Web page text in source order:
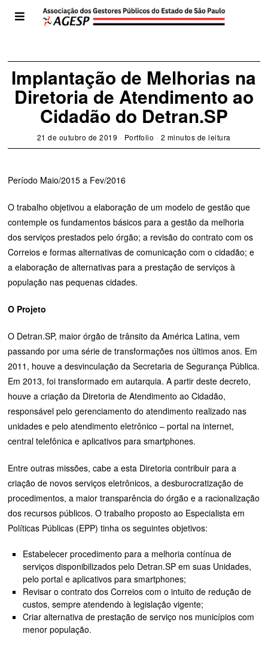
Implantação de Melhorias na
Diretoria de Atendimento ao
Cidadão do Detran.SP
21 de outubro de 2019 Portfolio 2 minutos de leitura
Período Maio/2015 a Fev/2016
O trabalho objetivou a elaboração de um modelo de gestão que
contemple os fundamentos básicos para a gestão da melhoria
dos serviços prestados pelo órgão; a revisão do contrato com os
Correios e formas alternativas de comunicação com o cidadão; e
a elaboração de alternativas para a prestação de serviços à
população nas pequenas cidades.
O Projeto
O Detran.SP, maior órgão de trânsito da América Latina, vem
passando por uma série de transformações nos últimos anos. Em
2011, houve a desvinculação da Secretaria de Segurança Pública.
Em 2013, foi transformado em autarquia. A partir deste decreto,
houve a criação da Diretoria de Atendimento ao Cidadão,
responsável pelo gerenciamento do atendimento realizado nas
unidades e pelo atendimento eletrônico – portal na internet,
central telefônica e aplicativos para smartphones.
Entre outras missões, cabe a esta Diretoria contribuir para a
criação de novos serviços eletrônicos, a desburocratização de
procedimentos, a maior transparência do órgão e a racionalização
dos recursos públicos. O trabalho proposto ao Especialista em
Políticas Públicas (EPP) tinha os seguintes objetivos:
Estabelecer procedimento para a melhoria contínua de
serviços disponibilizados pelo Detran.SP em suas Unidades,
pelo portal e aplicativos para smartphones;
Revisar o contrato dos Correios com o intuito de redução de
custos, sempre atendendo à legislação vigente;
Criar alternativa de prestação de serviço nos municípios com
menor população.